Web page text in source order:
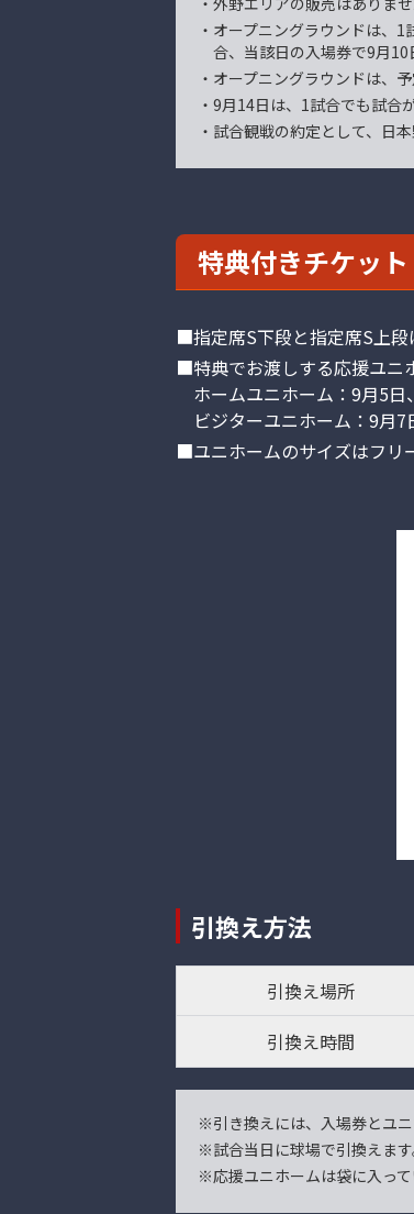
・オープニングラウンドは、
合、当該日の入場券で9月10
・オープニングラウンドは、
・9月14日は、1試合でも試合
・試合観戦の約定として、日
特典付きチケット
■指定席S下段と指定席S上段
■特典でお渡しする応援ユニ
ホームユニホーム：9月5
ビジターユニホーム：9月
■ユニホームのサイズはフリ
引換え方法
引換え場所
引換え時間
※引き換えには、入場券とユ
※試合当日に球場で引換えま
※応援ユニホームは袋に入って